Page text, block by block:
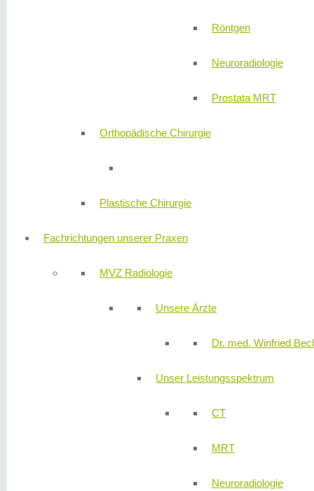
Röntgen
Neuroradiologie
Prostata MRT
Orthopädische Chirurgie
Plastische Chirurgie
Fachrichtungen unserer Praxen
MVZ Radiologie
Unsere Ärzte
Dr. med. Winfried
Unser Leistungsspektrum
CT
MRT
Neuroradiologie